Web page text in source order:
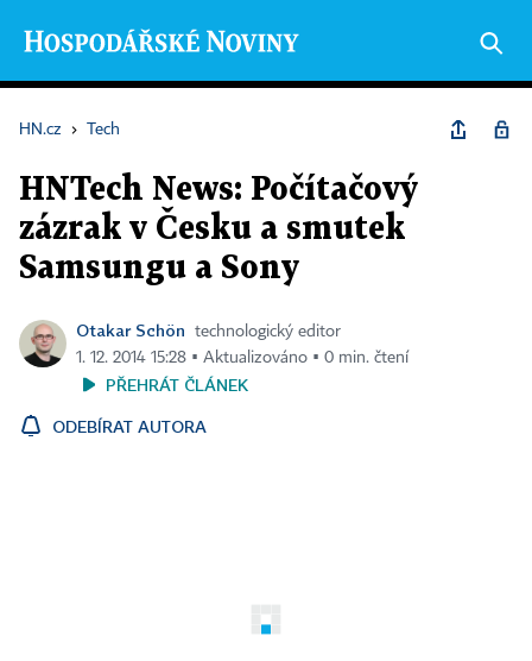
HN.cz › Tech
HNTech News: Počítačový
zázrak v Česku a smutek
Samsungu a Sony
Otakar Schön
technologický editor
1. 12. 2014 15:28 ▪ Aktualizováno ▪ 0 min. čtení
PŘEHRÁT ČLÁNEK
ODEBÍRAT AUTORA